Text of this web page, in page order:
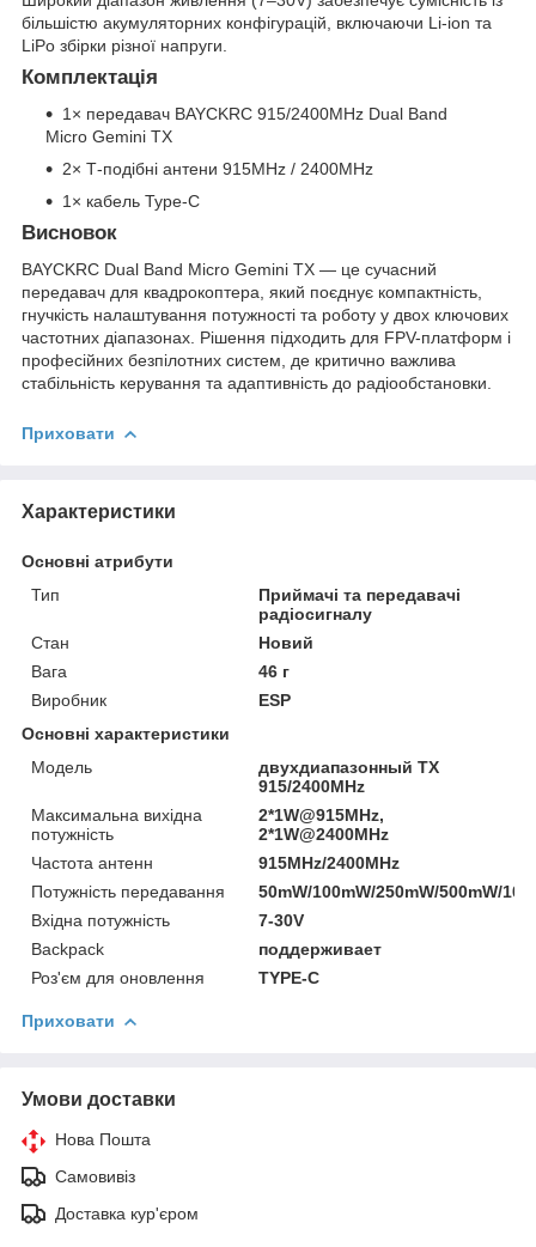
більшістю акумуляторних конфігурацій, включаючи Li-ion та
LiPo збірки різної напруги.
Комплектація
1× передавач BAYCKRC 915/2400MHz Dual Band
Micro Gemini TX
2× Т-подібні антени 915MHz / 2400MHz
1× кабель Type-C
Висновок
BAYCKRC Dual Band Micro Gemini TX — це сучасний
передавач для квадрокоптера, який поєднує компактність,
гнучкість налаштування потужності та роботу у двох ключових
частотних діапазонах. Рішення підходить для FPV-платформ і
професійних безпілотних систем, де критично важлива
стабільність керування та адаптивність до радіообстановки.
Приховати
Характеристики
Основні атрибути
Тип
Приймачі та передавачі
радіосигналу
Стан
Новий
Вага
46 г
Виробник
ESP
Основні характеристики
Модель
двухдиапазонный TX
915/2400MHz
Максимальна вихідна
потужність
2*1W@915MHz,
2*1W@2400MHz
Частота антенн
915MHz/2400MHz
Потужність передавання
50mW/100mW/250mW/500mW/
Вхідна потужність
7-30V
Backpack
поддерживает
Роз'єм для оновлення
TYPE-C
Приховати
Умови доставки
Нова Пошта
Самовивіз
Доставка кур'єром